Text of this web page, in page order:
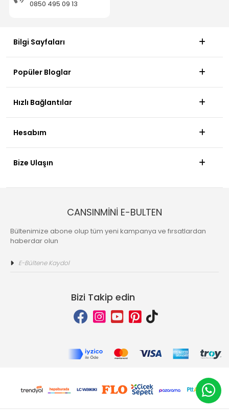
0850 495 09 13
Bilgi Sayfaları
Popüler Bloglar
Hızlı Bağlantılar
Hesabım
Bize Ulaşın
CANSINMİNİ E-BULTEN
Bültenimize abone olup tüm yeni kampanya ve fırsatlardan
haberdar olun
Bizi Takip edin